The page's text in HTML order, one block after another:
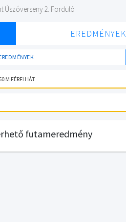
Úszóverseny 2. Forduló
EREDMÉNYEK
M FÉRFI HÁT
futameredmény